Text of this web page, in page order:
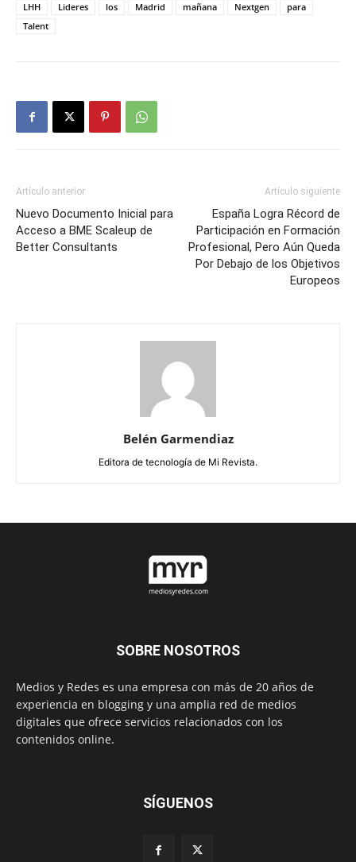
LHH
Lideres los Madrid mañana Nextgen
para
Talent
Artículo anterior
Nuevo Documento Inicial para
Acceso a BME Scaleup de
Better Consultants
Artículo siguiente
España Logra Récord de
Participación en Formación
Profesional, Pero Aún Queda
Por Debajo de los Objetivos
Europeos
Belén Garmendiaz
Editora de tecnología de Mi Revista.
SOBRE NOSOTROS
Medios y Redes es una empresa con más de 20 años de
experiencia en blogging y una amplia red de medios
digitales que ofrece servicios relacionados con los
contenidos online.
SÍGUENOS